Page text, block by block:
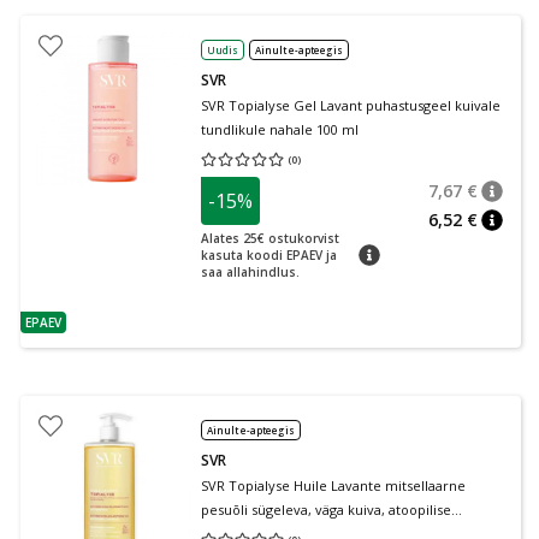
nõuanne
EPAEV
Uudis Ainult e-apteegis
SVR
SVR Topialyse Gel Lavant puhastusgeel kuivale
tundlikule nahale 100 ml
(0)
Keskmine hinnang 0.00
-15%
Alates 25€ ostukorvist
kasuta koodi EPAEV ja
saa allahindlus.
nõuanne
7,67 €
6,52 €
Ainult e-apteegis
SVR
SVR Topialyse Huile Lavante mitsellaarne
pesuõli sügeleva, väga kuiva, atoopilise
kehanaha puhastamiseks 1000 ml